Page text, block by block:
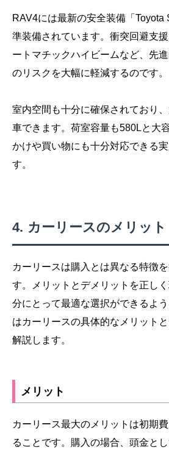
RAV4には最新の安全装備「Toyota
準装備されています。衝突回避支
ートマチックハイビームなど、先
のリスクを大幅に軽減するのです。
室内空間も十分に確保されており
車できます。荷室容量も580Lと大
かけや買い物にも十分対応できる
す。
カーリースのメリッ
カーリースは購入とは異なる特徴
す。メリットとデメリットを正し
分にとって最適な選択ができるよ
はカーリースの具体的なメリット
解説します。
メリット
カーリース最大のメリットは初期
ることです。購入の場合、頭金と